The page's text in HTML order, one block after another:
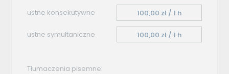
ustne konsekutywne
100,00 zł / 1 h
ustne symultaniczne 100,00 zł / 1 h
Tłumaczenia pisemne: